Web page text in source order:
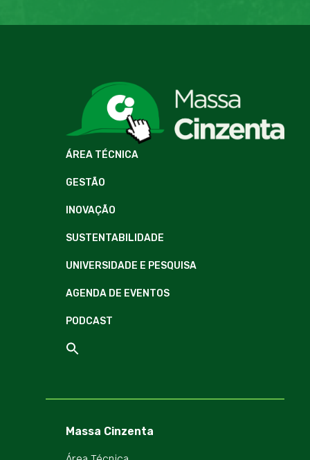
ÁREA TÉCNICA
GESTÃO
INOVAÇÃO
SUSTENTABILIDADE
UNIVERSIDADE E PESQUISA
AGENDA DE EVENTOS
PODCAST
Massa Cinzenta